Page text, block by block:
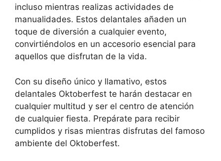
incluso mientras realizas actividades de
manualidades. Estos delantales añaden un
toque de diversión a cualquier evento,
convirtiéndolos en un accesorio esencial para
aquellos que disfrutan de la vida.
Con su diseño único y llamativo, estos
delantales Oktoberfest te harán destacar en
cualquier multitud y ser el centro de atención
de cualquier fiesta. Prepárate para recibir
cumplidos y risas mientras disfrutas del famoso
ambiente del Oktoberfest.